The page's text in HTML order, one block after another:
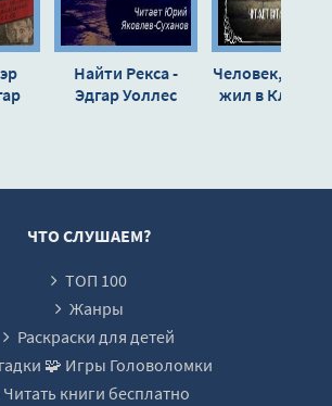
Найти Рекса -
Эдгар Уоллес
Человек,
жил в
ЧТО СЛУШАЕМ?
ТОП 100
Жанры
Раскраски для детей
🧩 Игры Головоломки
Читать книги бесплатно